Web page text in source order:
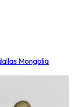
Mongolia